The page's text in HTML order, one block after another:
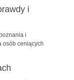
i
i
osób ceniących